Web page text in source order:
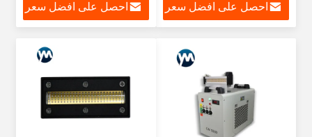
احصل على افضل سعر
LED ضوء المعالجة بالأشعة
فوق البنفسجية
احصل على افضل سعر